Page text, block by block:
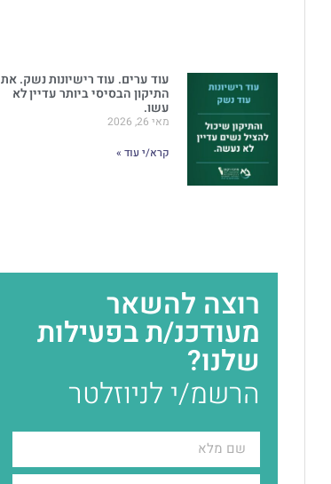
עוד ערים. עוד רישיונות נשק. את
התיקון הבסיסי ביותר עדיין לא
עשו.
מאי 26, 2026
קרא/י עוד »
רוצה להשאר
מעודכנ/ת בפעילות
שלנו?
הרשמ/י לניוזלטר